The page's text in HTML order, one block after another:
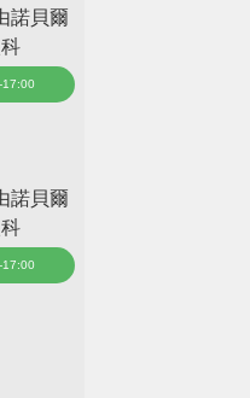
諾貝爾
17:00
諾貝爾
17:00